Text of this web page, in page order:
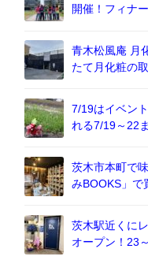
開催！フィナ
青木松風庵 月
たて月化粧の
7/19はイベン
れる7/19～22
茨木市本町で
みBOOKS」で
茨木駅近くに
オープン！23